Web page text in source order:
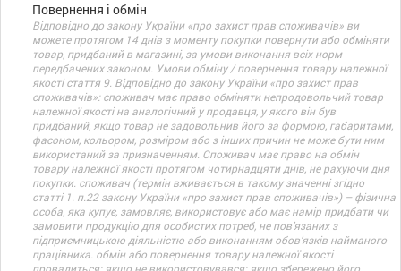
Повернення і обмін
Відповідно до закону України «про захист прав споживачів» ви
можете протягом 14 днів з моменту покупки повернути або обміняти
товар, придбаний в магазині, за умови виконання всіх норм
передбачених законом. Умови обміну / повернення товару належної
якості стаття 9. Відповідно до закону України «про захист прав
споживачів»: споживач має право обміняти непродовольчий товар
належної якості на аналогічний у продавця, у якого він був
придбаний, якщо товар не задовольнив його за формою, габаритами,
фасоном, кольором, розміром або з інших причин не може бути ним
використаний за призначенням. Споживач має право на обмін
товару належної якості протягом чотирнадцяти днів, не рахуючи дня
покупки. споживач (термін вживається в такому значенні згідно
статті 1. п.22 закону України «про захист прав споживачів») – фізична
особа, яка купує, замовляє, використовує або має намір придбати чи
замовити продукцію для особистих потреб, не пов’язаних з
підприємницькою діяльністю або виконанням обов’язків найманого
працівника. обмін або повернення товару належної якості